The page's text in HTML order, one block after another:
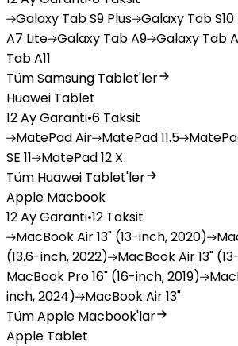
Galaxy Tab S9 Plus Galaxy Tab
A7 Lite Galaxy Tab A9 Galaxy Tab
Tab A11
Tüm Samsung Tablet'ler
Huawei Tablet
12 Ay Garanti•6 Taksit
MatePadAir MatePad11.5
SE 11
MatePad12 X
Tüm Huawei Tablet'ler
Apple Macbook
12 Ay Garanti•12 Taksit
MacBookAir 13" (13-inch, 2020)
(13.6-inch, 2022)
MacBookAir 13"
MacBook Pro 16" (16-inch, 2019)
inch, 2024)
MacBookAir 13"
Tüm Apple Macbook'lar
Apple Tablet